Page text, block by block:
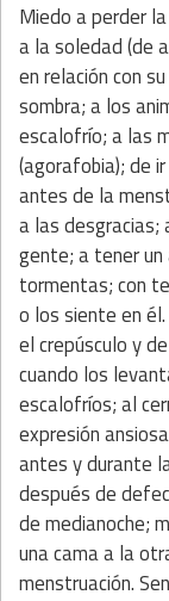
Miedo a perder
a la soledad (de
en relación con
sombra; a los
escalofrío; a las
(agorafobia); de
antes de la
a las
gente; a tener un
tormentas; con
o los siente en
el crepúsculo y
cuando los
escalofríos; al
expresión
antes y durante
después de
de medianoche;
una cama a la
menstruación.